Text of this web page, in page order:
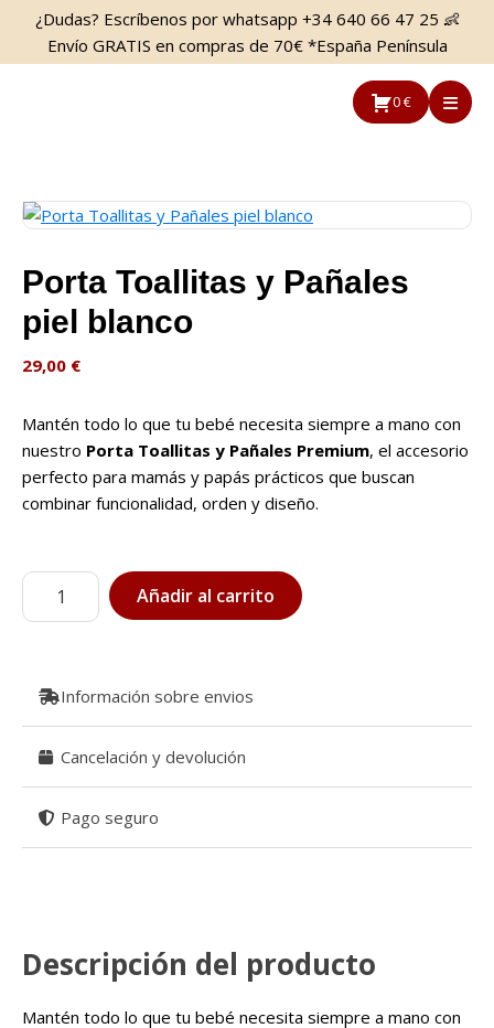
Saltar
contenido
Saltar
la
¿Dudas? Escríbenos por whatsapp +34 640 66 47 25 👶
Envío GRATIS en compras de 70€ *España Península
0 €
Porta Toallitas y Pañales
piel blanco
29,00 €
Mantén todo lo que tu bebé necesita siempre a mano con
nuestro Porta Toallitas y Pañales Premium, el accesorio
perfecto para mamás y papás prácticos que buscan
combinar funcionalidad, orden y diseño.
Porta
Toallitas
piel
Añadir al carrito
Información sobre envios
Cancelación y devolución
Pago seguro
Descripción del producto
Mantén todo lo que tu bebé necesita siempre a mano con